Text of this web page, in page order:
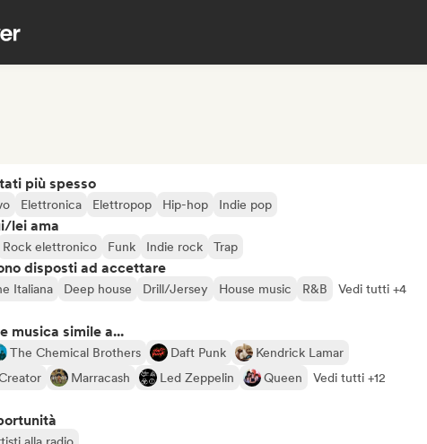
più spesso
Elettronica Elettropop Hip-hop Indie pop
lei ama
Rock elettronico Funk Indie rock Trap
disposti ad accettare
Italiana Deep house Drill/Jersey House music R&B Vedi tutti +4
musica simile a...
The Chemical Brothers Daft Punk
Kendrick Lamar
Marracash Led Zeppelin Queen Vedi tutti +12